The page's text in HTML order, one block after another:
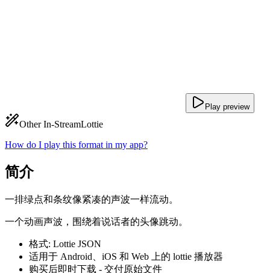
Play preview
Other In-StreamLottie
How do I play this format in my app?
简介
一排绿点和条纹像紧凑的声波一样流动。
一个动画声波，围绕着说话者的头像跳动。
格式: Lottie JSON
适用于 Android、iOS 和 Web 上的 lottie 播放器
购买后即时下载 - 交付原始文件